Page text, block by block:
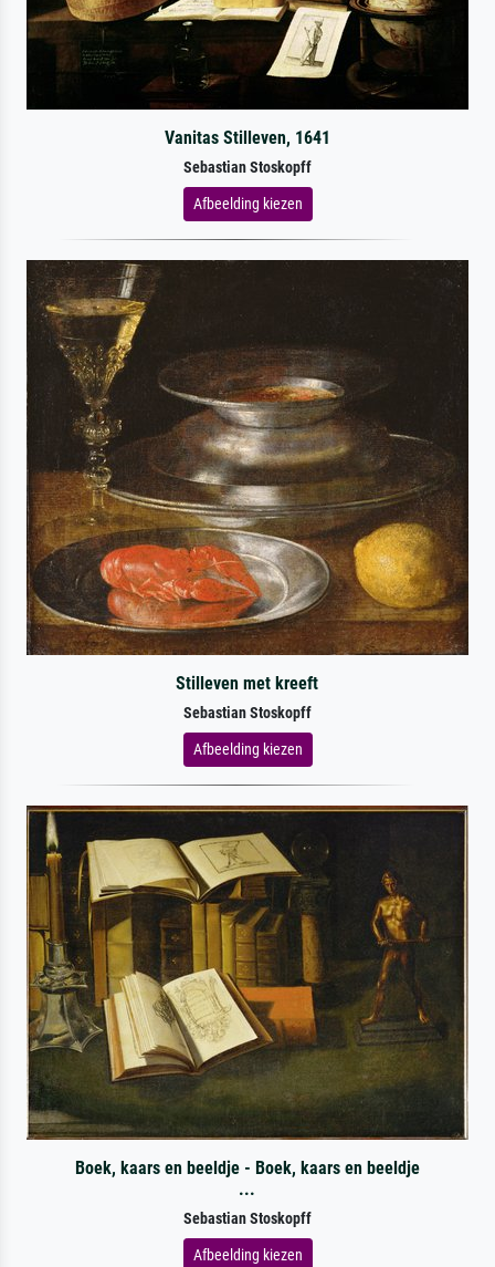
Vanitas Stilleven, 1641
Sebastian Stoskopff
Afbeelding kiezen
Stilleven met kreeft
Sebastian Stoskopff
Afbeelding kiezen
Boek, kaars en beeldje - Boek, kaars en beeldje
...
Sebastian Stoskopff
Afbeelding kiezen